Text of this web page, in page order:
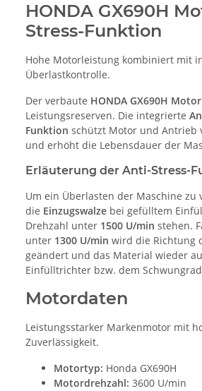
HONDA GX690H
Stress-Funktion
Hohe Motorleistung kombiniert mit
Überlastkontrolle.
Der verbaute HONDA GX690H Motor
Leistungsreserven. Die integrierte
Funktion schützt Motor und Antrieb
und erhöht die Lebensdauer der
Erläuterung der Anti-Stress-
Um ein Überlasten der Maschine zu
die Einzugswalze bei gefülltem
Drehzahl unter 1500 U/min stehen.
unter 1300 U/min wird die Richtung
geändert und das Material wieder
Einfülltrichter bzw. dem
Motordaten
Leistungsstarker Markenmotor mit
Zuverlässigkeit.
Motortyp: Honda GX690H
Motordrehzahl: 3600 U/min